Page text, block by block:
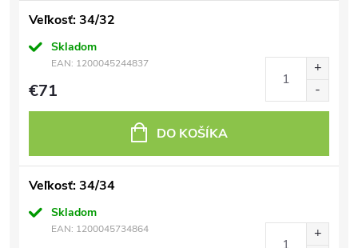
Veľkosť: 34/32
Skladom
EAN: 1200045244837
€71
DO KOŠÍKA
Veľkosť: 34/34
Skladom
EAN: 1200045734864